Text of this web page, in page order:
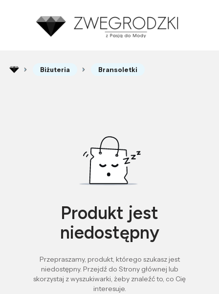
Biżuteria Bransoletki
Produkt jest
niedostępny
Przepraszamy, produkt, którego szukasz jest
niedostępny. Przejdź do Strony głównej lub
skorzystaj z wyszukiwarki, żeby znaleźć to, co Cię
interesuje.